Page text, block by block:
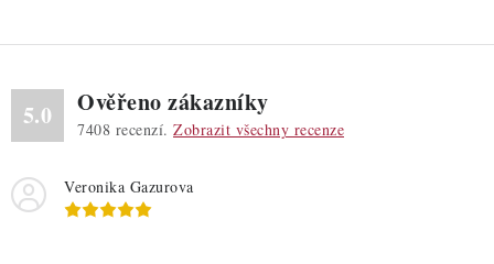
5.0 Ověřeno zákazníky
7408 recenzí. Zobrazit všechny recenze
Veronika Gazurova